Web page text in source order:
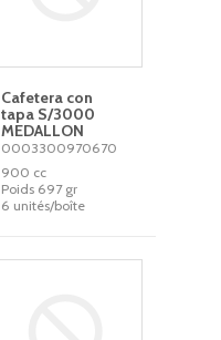
Cafetera con
tapa S/3000
MEDALLON
0003300970670
900 cc
Poids 697 gr
6 unités/boîte